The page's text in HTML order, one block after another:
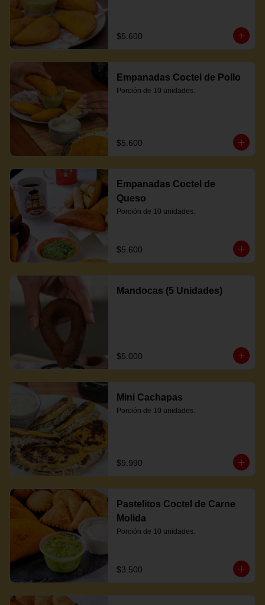
$5.600
Empanadas Coctel de Pollo
Porción de 10 unidades.
$5.600
Empanadas Coctel de
Queso
Porción de 10 unidades.
$5.600
Mandocas (5 Unidades)
$5.000
Mini Cachapas
Porción de 10 unidades.
$9.990
Pastelitos Coctel de Carne
Molida
Porción de 10 unidades.
$3.500